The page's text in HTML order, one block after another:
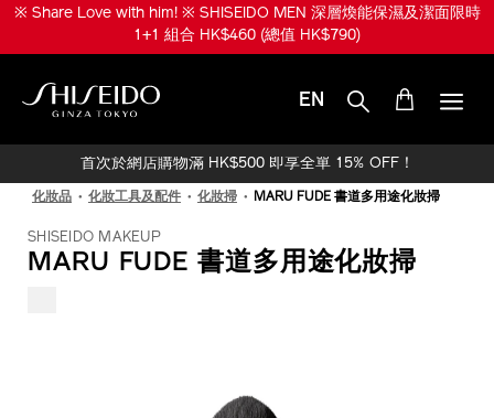
※ Share Love with him! ※ SHISEIDO MEN 深層煥能保濕及潔面限時
1+1 組合 HK$460 (總值 HK$790)
EN
首次於網店購物滿 HK$500 即享全單 15% OFF！
化妝品 化妝工具及配件 化妝掃 MARU FUDE 書道多用途化妝掃
SHISEIDO MAKEUP
MARU FUDE 書道多用途化妝掃